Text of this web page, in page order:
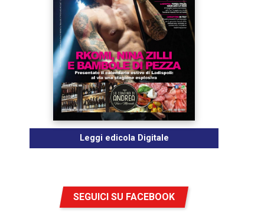
Leggi edicola Digitale
SEGUICI SU FACEBOOK